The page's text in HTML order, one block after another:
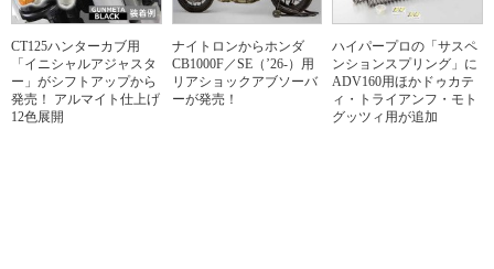
CT125ハンターカブ用
「イニシャルアジャスタ
ー」がシフトアップから
発売！ アルマイト仕上げ
12色展開
ナイトロンからホンダ
CB1000F／SE（’26-）用
リアショックアブソーバ
ーが発売！
ハイパープロの「サスペ
ンションスプリング」に
ADV160用ほかドゥカテ
ィ・トライアンフ・モト
グッツィ用が追加